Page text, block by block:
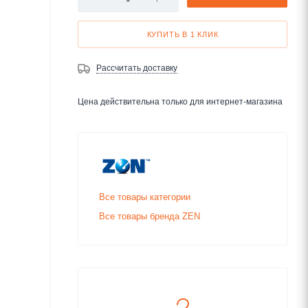
КУПИТЬ В 1 КЛИК
Рассчитать доставку
Цена действительна только для интернет-магазина
Все товары категории
Все товары бренда ZEN